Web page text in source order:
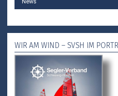
WIR AM WIND – SVSH IM